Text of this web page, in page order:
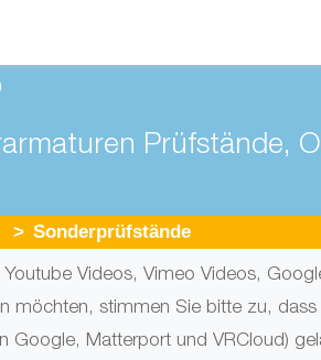
Sonder­prüfstände
Videos, Vimeo Videos,
möchten, stimmen Sie bitte zu,
Google, Matterport und VRCloud)